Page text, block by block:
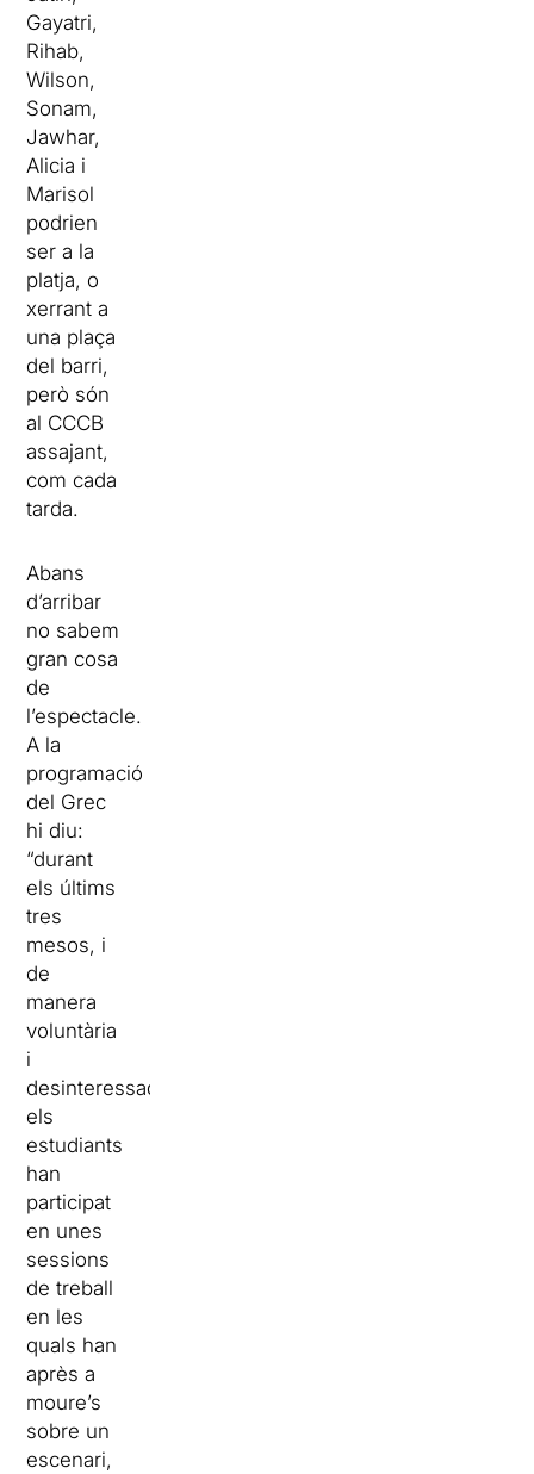
Gayatri,
Rihab,
Wilson,
Sonam,
Jawhar,
Alicia i
Marisol
podrien
ser a la
platja, o
xerrant a
una plaça
del barri,
però són
al CCCB
assajant,
com cada
tarda.
Abans
d’arribar
no sabem
gran cosa
de
l’espectacle.
A la
programació
del Grec
hi diu:
“durant
els últims
tres
mesos, i
de
manera
voluntària
i
desinteressada,
els
estudiants
han
participat
en unes
sessions
de treball
en les
quals han
après a
moure’s
sobre un
escenari,